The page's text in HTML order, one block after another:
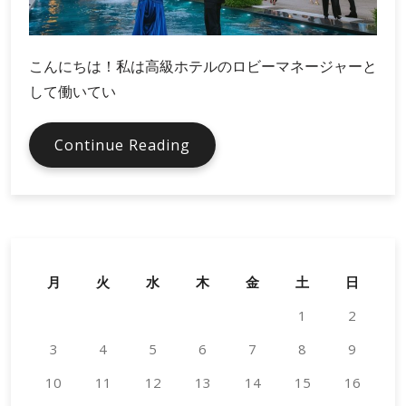
こんにちは！私は高級ホテルのロビーマネージャーと
して働いてい
Continue Reading
蝶
し
ト
月 火 水 木 金 土
日
1
2
3
4 5 6 7 8
9
10
11 12 13 14 15
16